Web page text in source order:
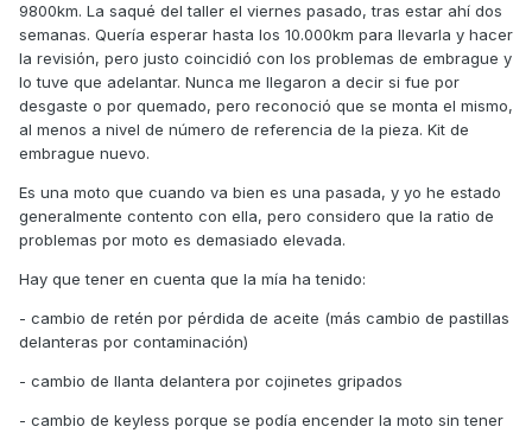
9800km. La saqué del taller el viernes pasado, tras estar ahí dos
semanas. Quería esperar hasta los 10.000km para llevarla y hacer
la revisión, pero justo coincidió con los problemas de embrague y
lo tuve que adelantar. Nunca me llegaron a decir si fue por
desgaste o por quemado, pero reconoció que se monta el mismo,
al menos a nivel de número de referencia de la pieza. Kit de
embrague nuevo.
Es una moto que cuando va bien es una pasada, y yo he estado
generalmente contento con ella, pero considero que la ratio de
problemas por moto es demasiado elevada.
Hay que tener en cuenta que la mía ha tenido:
- cambio de retén por pérdida de aceite (más cambio de pastillas
delanteras por contaminación)
- cambio de llanta delantera por cojinetes gripados
- cambio de keyless porque se podía encender la moto sin tener